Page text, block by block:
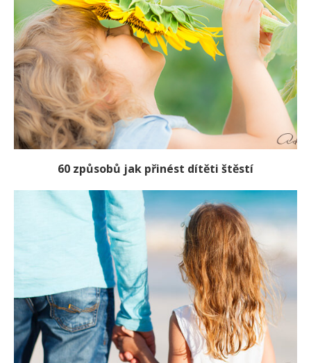
60 způsobů jak přinést dítěti štěstí